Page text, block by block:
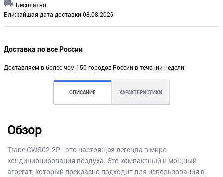
Бесплатно
Ближайшая дата доставки 08.08.2026
Доставка по все России
Доставляем в более чем 150 городов России в течении недели.
ОПИСАНИЕ ХАРАКТЕРИСТИКИ
Обзор
Trane CWS02-2P - это настоящая легенда в мире
кондиционирования воздуха. Это компактный и мощный
агрегат, который прекрасно подходит для использования в